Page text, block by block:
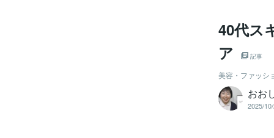
40代ス
ア
記事
美容・ファッシ
おお
2025/